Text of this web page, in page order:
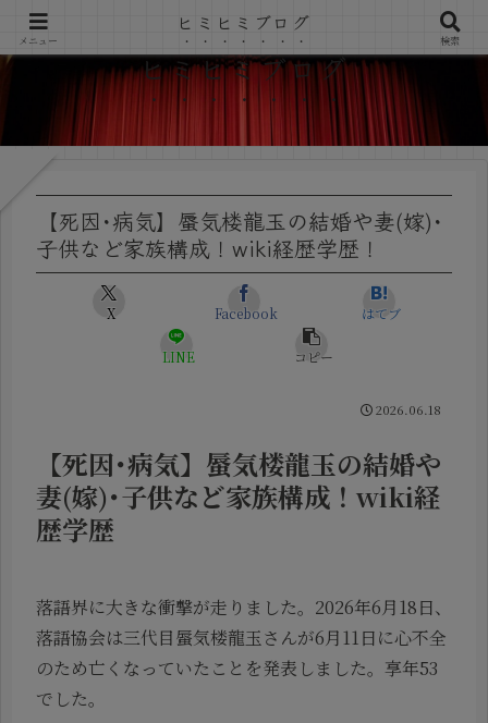
ヒミヒミブログ
【死因･病気】蜃気楼龍玉の結婚や妻(嫁)･
子供など家族構成！wiki経歴学歴！
X Facebook はてブ
LINE コピー
2026.06.18
【死因･病気】蜃気楼龍玉の結婚や
妻(嫁)･子供など家族構成！wiki経
歴学歴
落語界に大きな衝撃が走りました。2026年6月18日、
落語協会は三代目蜃気楼龍玉さんが6月11日に心不全
のため亡くなっていたことを発表しました。享年53
でした。
メニュー
ヒミヒミブログ
検索